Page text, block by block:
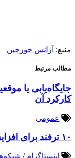
منبع: آژانس جورچین
مطالب مرتبط
جایگاه‌یابی یا
کارکرد آن
عمومی
۱۰ ترفند برای افزایش ضریب مشارکت در اینستاگرام
اینستاگرام /